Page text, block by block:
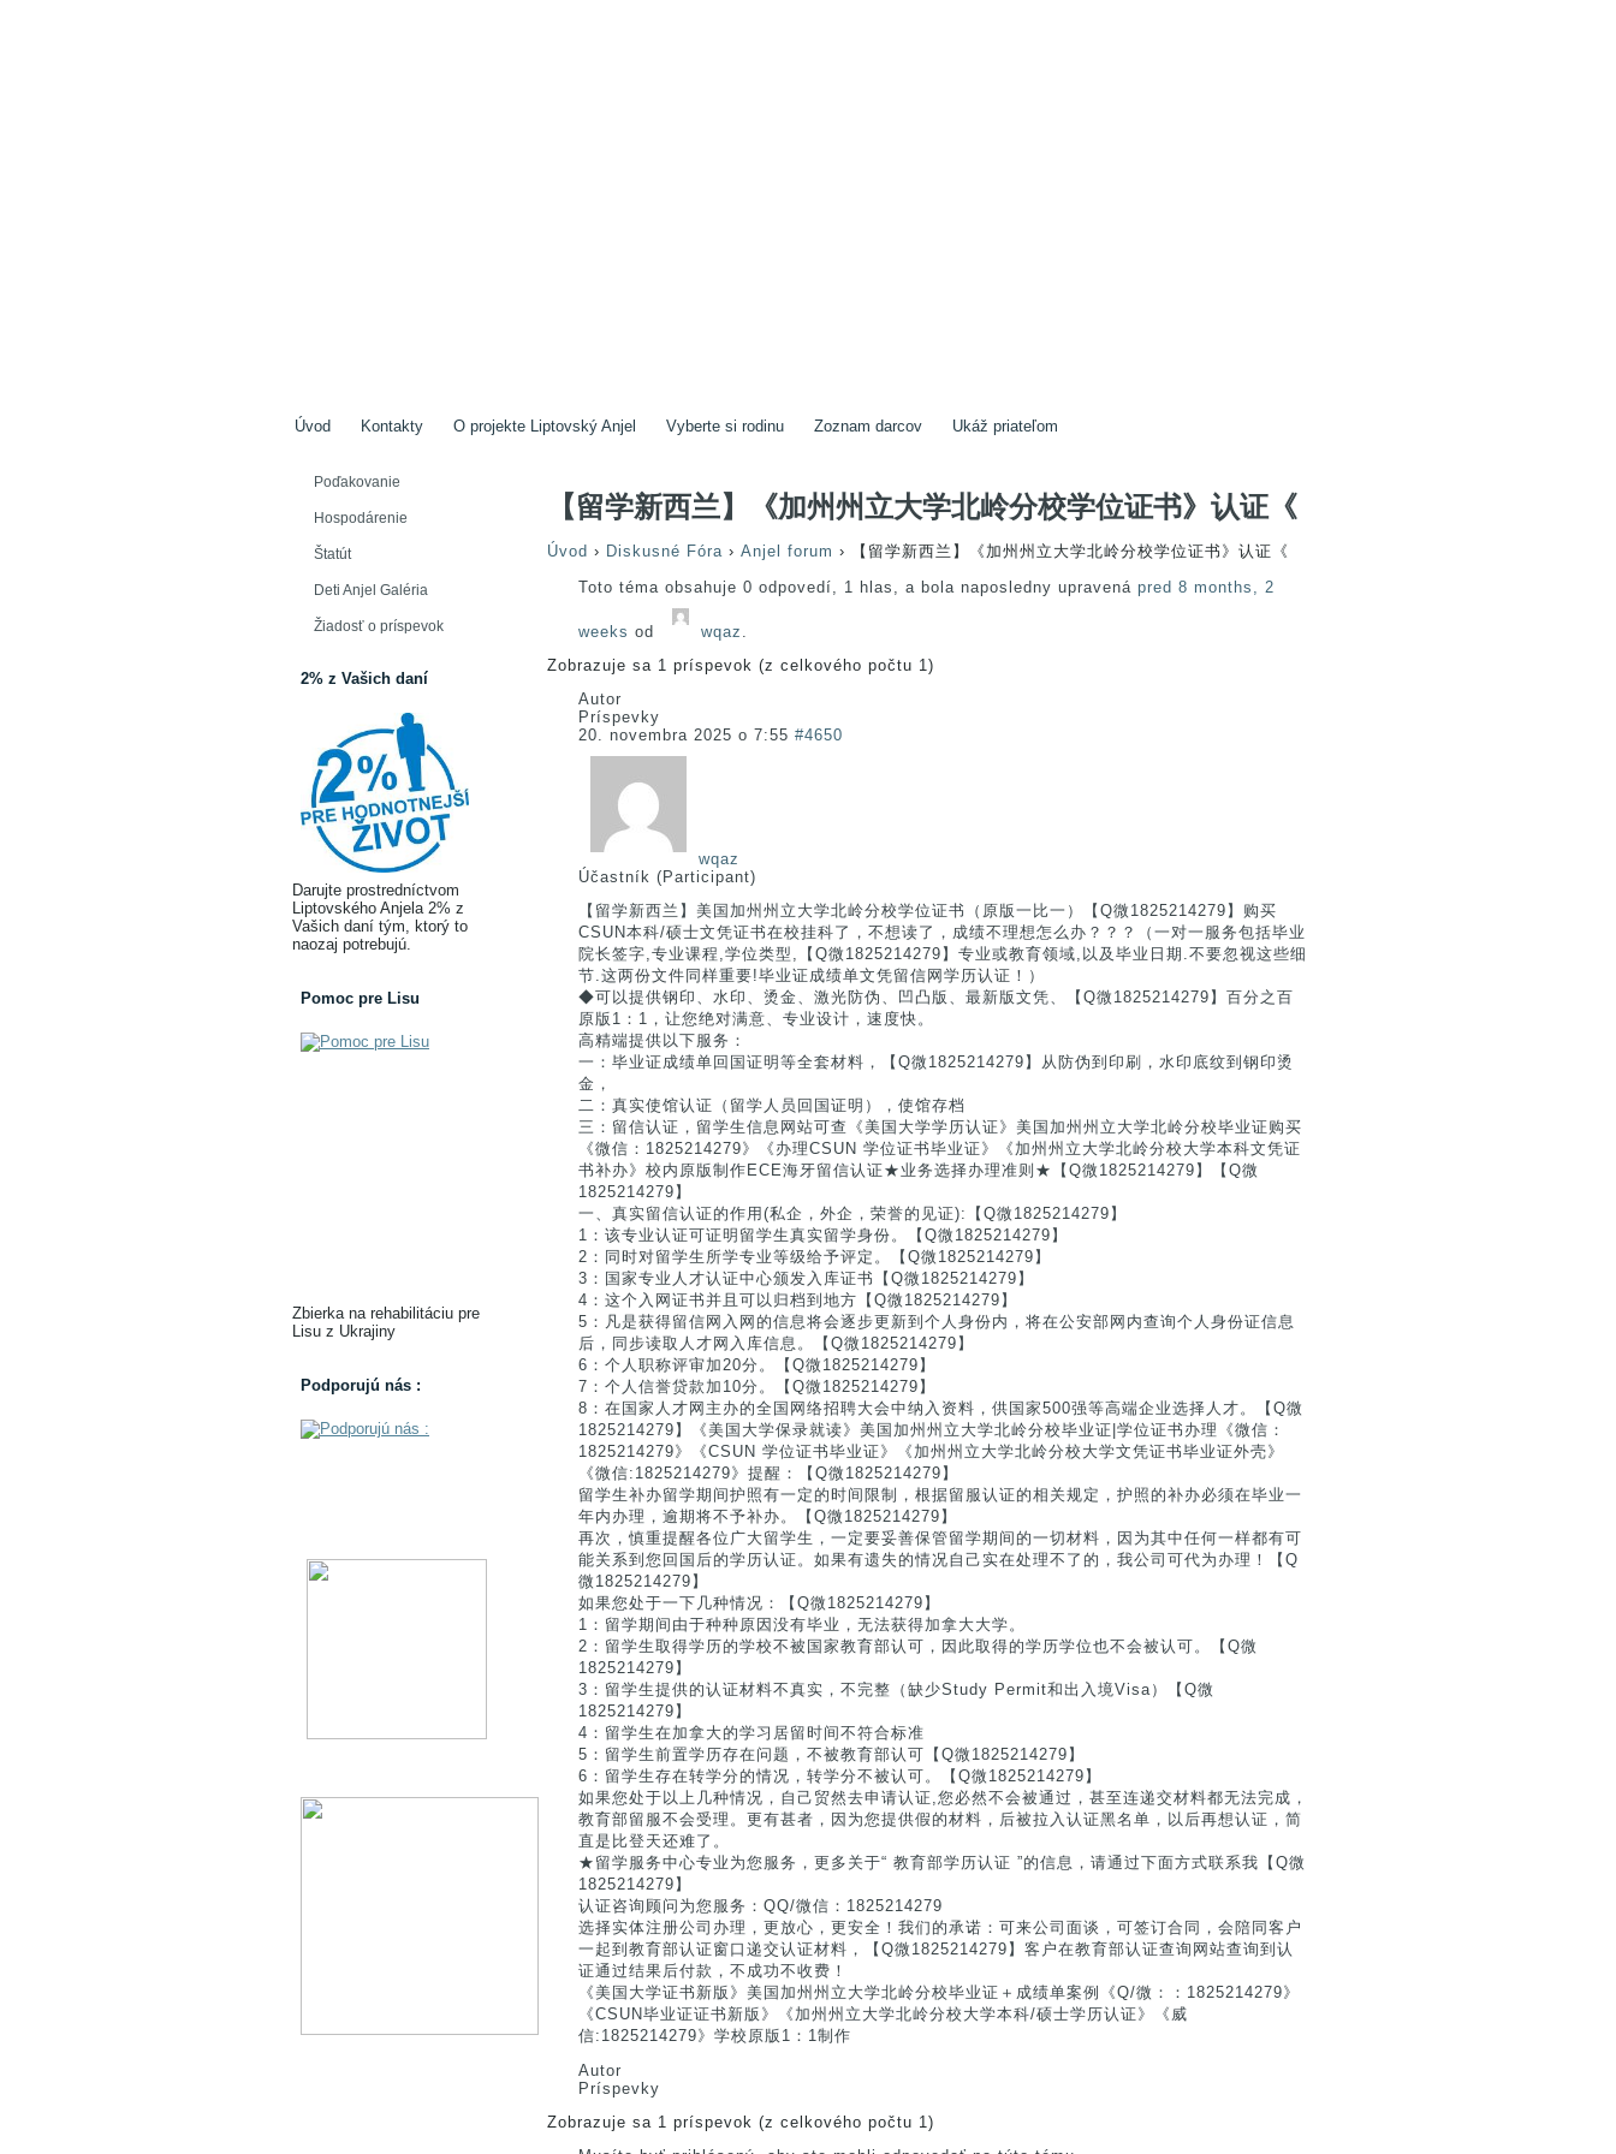
Úvod Kontakty O projekte Liptovský Anjel Vyberte si rodinu Zoznam darcov Ukáž priateľom
Poďakovanie
Hospodárenie
Štatút
Deti Anjel Galéria
Žiadosť o príspevok
2% z Vašich daní
Darujte prostredníctvom
Liptovského Anjela 2% z
Vašich daní tým, ktorý to
naozaj potrebujú.
Pomoc pre Lisu
Zbierka na rehabilitáciu pre
Lisu z Ukrajiny
Podporujú nás :
【留学新西兰】《加州州立大学北岭分校学位证书》认证《
Úvod › Diskusné Fóra › Anjel forum ›
【留学新西兰】《加州州立大学北岭分校学位证书》认证《
Toto téma obsahuje 0 odpovedí, 1 hlas, a bola naposledny upravená pred 8 months, 2
weeks od wqaz .
Zobrazuje sa 1 príspevok (z celkového počtu 1)
Autor
Príspevky
20. novembra 2025 o 7:55 #4650
wqaz
Účastník (Participant)
【留学新西兰】美国加州州立大学北岭分校学位证书（原版一比一）【Q微1825214279】购买
CSUN本科/硕士文凭证书在校挂科了，不想读了，成绩不理想怎么办？？？（一对一服务包括毕业
院长签字,专业课程,学位类型,【Q微1825214279】专业或教育领域,以及毕业日期.不要忽视这些细
节.这两份文件同样重要!毕业证成绩单文凭留信网学历认证！）
◆可以提供钢印、水印、烫金、激光防伪、凹凸版、最新版文凭、【Q微1825214279】百分之百
原版1：1，让您绝对满意、专业设计，速度快。
高精端提供以下服务：
一：毕业证成绩单回国证明等全套材料，【Q微1825214279】从防伪到印刷，水印底纹到钢印烫
金，
二：真实使馆认证（留学人员回国证明），使馆存档
三：留信认证，留学生信息网站可查《美国大学学历认证》美国加州州立大学北岭分校毕业证购买
《微信：1825214279》《办理CSUN 学位证书毕业证》《加州州立大学北岭分校大学本科文凭证
书补办》校内原版制作ECE海牙留信认证★业务选择办理准则★【Q微1825214279】【Q微
1825214279】
一、真实留信认证的作用(私企，外企，荣誉的见证):【Q微1825214279】
1：该专业认证可证明留学生真实留学身份。【Q微1825214279】
2：同时对留学生所学专业等级给予评定。【Q微1825214279】
3：国家专业人才认证中心颁发入库证书【Q微1825214279】
4：这个入网证书并且可以归档到地方【Q微1825214279】
5：凡是获得留信网入网的信息将会逐步更新到个人身份内，将在公安部网内查询个人身份证信息
后，同步读取人才网入库信息。【Q微1825214279】
6：个人职称评审加20分。【Q微1825214279】
7：个人信誉贷款加10分。【Q微1825214279】
8：在国家人才网主办的全国网络招聘大会中纳入资料，供国家500强等高端企业选择人才。【Q微
1825214279】《美国大学保录就读》美国加州州立大学北岭分校毕业证|学位证书办理《微信：
1825214279》《CSUN 学位证书毕业证》《加州州立大学北岭分校大学文凭证书毕业证外壳》
《微信:1825214279》提醒：【Q微1825214279】
留学生补办留学期间护照有一定的时间限制，根据留服认证的相关规定，护照的补办必须在毕业一
年内办理，逾期将不予补办。【Q微1825214279】
再次，慎重提醒各位广大留学生，一定要妥善保管留学期间的一切材料，因为其中任何一样都有可
能关系到您回国后的学历认证。如果有遗失的情况自己实在处理不了的，我公司可代为办理！【Q
微1825214279】
如果您处于一下几种情况：【Q微1825214279】
1：留学期间由于种种原因没有毕业，无法获得加拿大大学。
2：留学生取得学历的学校不被国家教育部认可，因此取得的学历学位也不会被认可。【Q微
1825214279】
3：留学生提供的认证材料不真实，不完整（缺少Study Permit和出入境Visa）【Q微
1825214279】
4：留学生在加拿大的学习居留时间不符合标准
5：留学生前置学历存在问题，不被教育部认可【Q微1825214279】
6：留学生存在转学分的情况，转学分不被认可。【Q微1825214279】
如果您处于以上几种情况，自己贸然去申请认证,您必然不会被通过，甚至连递交材料都无法完成，
教育部留服不会受理。更有甚者，因为您提供假的材料，后被拉入认证黑名单，以后再想认证，简
直是比登天还难了。
★留学服务中心专业为您服务，更多关于“ 教育部学历认证 ”的信息，请通过下面方式联系我【Q微
1825214279】
认证咨询顾问为您服务：QQ/微信：1825214279
选择实体注册公司办理，更放心，更安全！我们的承诺：可来公司面谈，可签订合同，会陪同客户
一起到教育部认证窗口递交认证材料，【Q微1825214279】客户在教育部认证查询网站查询到认
证通过结果后付款，不成功不收费！
《美国大学证书新版》美国加州州立大学北岭分校毕业证＋成绩单案例《Q/微：：1825214279》
《CSUN毕业证证书新版》《加州州立大学北岭分校大学本科/硕士学历认证》《威
信:1825214279》学校原版1：1制作
Autor
Príspevky
Zobrazuje sa 1 príspevok (z celkového počtu 1)